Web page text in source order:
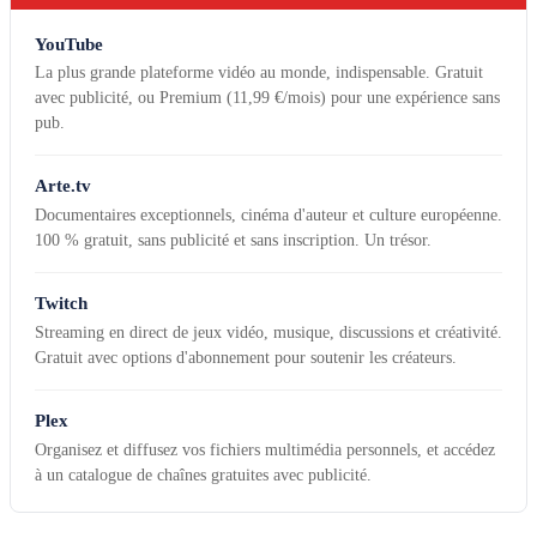
YouTube
La plus grande plateforme vidéo au monde, indispensable. Gratuit
avec publicité, ou Premium (11,99 €/mois) pour une expérience sans
pub.
Arte.tv
Documentaires exceptionnels, cinéma d'auteur et culture européenne.
100 % gratuit, sans publicité et sans inscription. Un trésor.
Twitch
Streaming en direct de jeux vidéo, musique, discussions et créativité.
Gratuit avec options d'abonnement pour soutenir les créateurs.
Plex
Organisez et diffusez vos fichiers multimédia personnels, et accédez
à un catalogue de chaînes gratuites avec publicité.